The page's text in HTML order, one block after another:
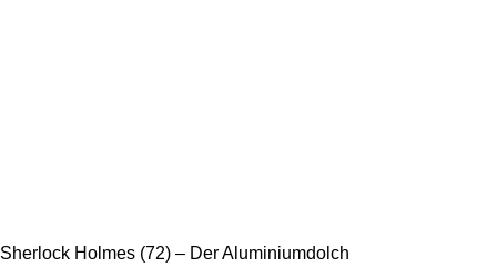
Sherlock Holmes (72) – Der Aluminiumdolch